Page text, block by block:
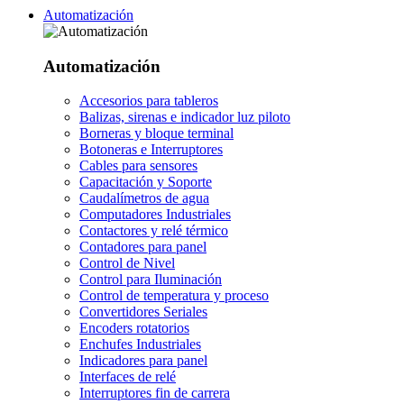
Automatización
Automatización
Accesorios para tableros
Balizas, sirenas e indicador luz piloto
Borneras y bloque terminal
Botoneras e Interruptores
Cables para sensores
Capacitación y Soporte
Caudalímetros de agua
Computadores Industriales
Contactores y relé térmico
Contadores para panel
Control de Nivel
Control para Iluminación
Control de temperatura y proceso
Convertidores Seriales
Encoders rotatorios
Enchufes Industriales
Indicadores para panel
Interfaces de relé
Interruptores fin de carrera